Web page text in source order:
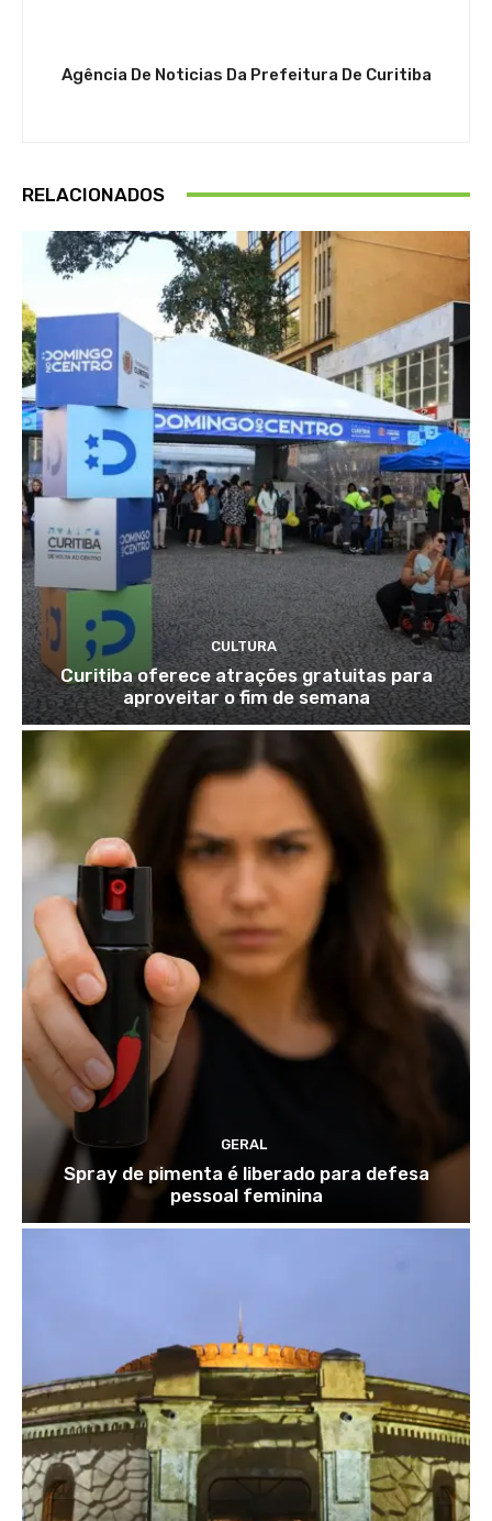
Agência De Noticias Da Prefeitura De Curitiba
RELACIONADOS
CULTURA
Curitiba oferece atrações gratuitas para
aproveitar o fim de semana
GERAL
Spray de pimenta é liberado para defesa
pessoal feminina